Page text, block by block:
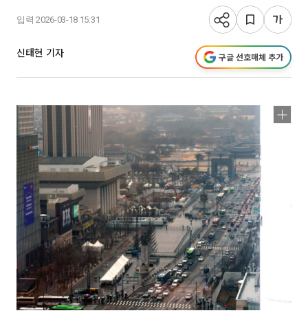
입력 2026-03-18 15:31
신태현 기자 구글 선호매체 추가